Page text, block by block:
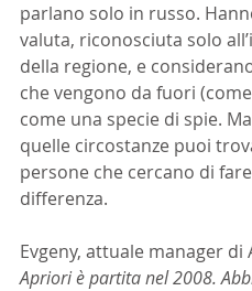
parlano solo in russo.
valuta, riconosciuta solo
della regione, e
che vengono da fuori
come una specie di spie.
quelle circostanze puoi
persone che cercano di
differenza.
Evgeny, attuale manager di
Apriori è partita nel 2008.